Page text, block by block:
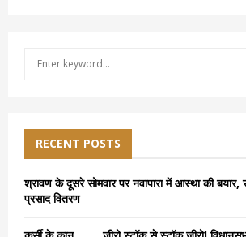
f
o
r
RECENT POSTS
श्रावण के दूसरे सोमवार पर नवापारा में आस्था की
प्रसाद वितरण